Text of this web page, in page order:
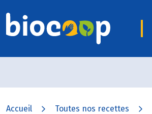
Accueil Toutes nos recettes